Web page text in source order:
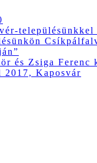
és Zsiga Ferenc
2017, Kaposvár